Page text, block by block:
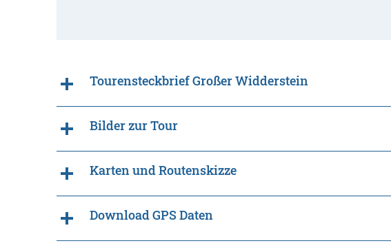
Tourensteckbrief Großer Widderstein
Bilder zur Tour
Karten und Routenskizze
Download GPS Daten